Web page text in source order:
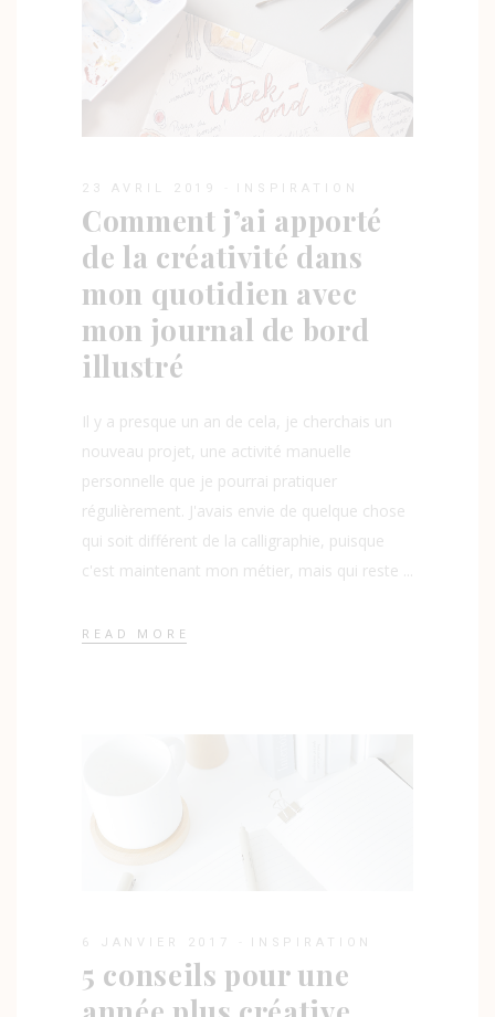
23 AVRIL 2019 INSPIRATION
Comment j’ai apporté
de la créativité dans
mon quotidien avec
mon journal de bord
illustré
Il y a presque un an de cela, je cherchais un
nouveau projet, une activité manuelle
personnelle que je pourrai pratiquer
régulièrement. J'avais envie de quelque chose
qui soit différent de la calligraphie, puisque
c'est maintenant mon métier, mais qui reste
READ MORE
6 JANVIER 2017 INSPIRATION
5 conseils pour une